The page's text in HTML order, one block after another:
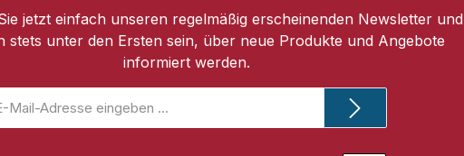
jetzt einfach unseren regelmäßig erscheinenden Newsletter und
stets unter den Ersten sein, über neue Produkte und Angebote
informiert werden.